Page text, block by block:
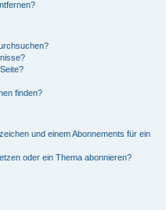
finden?
und einem Abonnements für ein
oder ein Thema abonnieren?